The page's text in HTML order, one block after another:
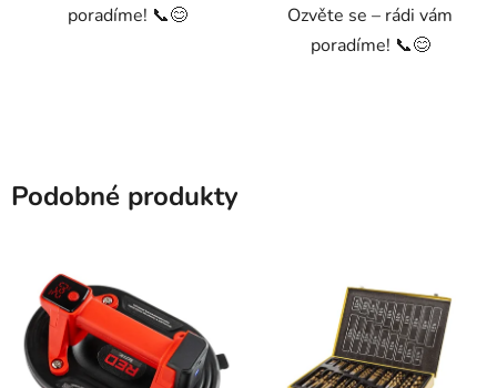
poradíme! 📞😊
Ozvěte se – rádi vám
poradíme! 📞😊
Podobné produkty